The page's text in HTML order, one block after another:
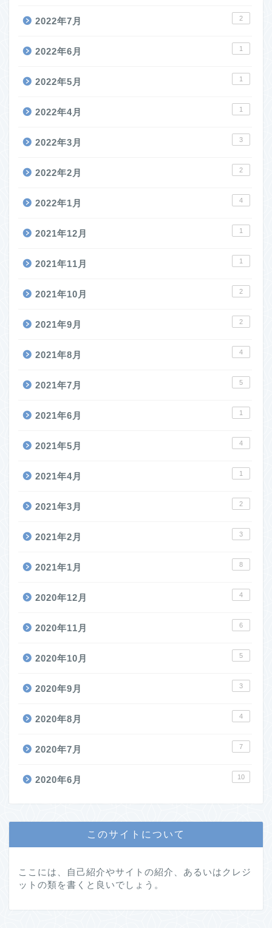
2022年7月 2
2022年6月 1
2022年5月 1
2022年4月 1
2022年3月 3
2022年2月 2
2022年1月 4
2021年12月 1
2021年11月 1
2021年10月 2
2021年9月 2
2021年8月 4
2021年7月 5
2021年6月 1
2021年5月 4
2021年4月 1
2021年3月 2
2021年2月 3
2021年1月 8
2020年12月 4
2020年11月 6
2020年10月 5
2020年9月 3
2020年8月 4
2020年7月 7
2020年6月 10
このサイトについて
ここには、自己紹介やサイトの紹介、あるいはクレジ
ットの類を書くと良いでしょう。